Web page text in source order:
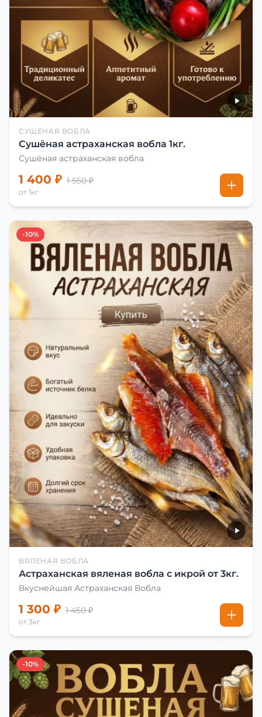
СУШЁНАЯ ВОБЛА
Сушёная астраханская вобла 1кг.
Сушёная астраханская вобла
1 400 ₽ 1 550 ₽
от 1кг
-10%
ВЯЛЕНАЯ ВОБЛА
Астраханская вяленая вобла с икрой от 3кг.
Вкуснейшая Астраханская Вобла
1 300 ₽ 1 450 ₽
от 3кг
-10%